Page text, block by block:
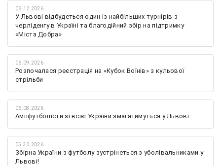
06.12.2026
У Львові відбудеться один із найбільших турнірів з
черліденгу в Україні та благодійний збір на підтримку
«Міста Добра»
06.09.2026
Розпочалася реєстрація на «Кубок Воїнів» з кульової
стрільби
06.08.2026
Ампфутболісти зі всієї України змагатимуться у Львові
05.30.2026
Збірна України з футболу зустрінеться з уболівальниками у
Львові!